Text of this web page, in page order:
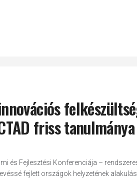
friss
és Fejlesztési Konferenciája –
fejlett országok helyzetének